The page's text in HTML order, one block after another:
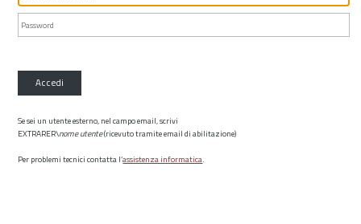
Accedi
Se sei un utente esterno, nel campo email, scrivi
EXTRARER\nome utente(ricevuto tramite email di abilitazione)
Per problemi tecnici contatta l’assistenza informatica.